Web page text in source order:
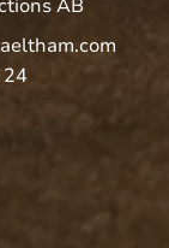
AB